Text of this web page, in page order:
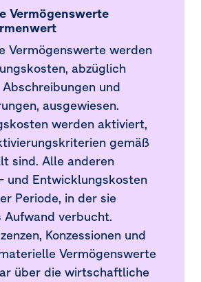
und durchschnittliche
und Ertrag
Beteiligungen
Vermögenswerte
Vermögenswerte werden
abzüglich
und
ausgewiesen.
werden aktiviert,
gemäß
sind. Alle anderen
und Entwicklungskosten
Periode, in der sie
Aufwand verbucht.
Konzessionen und
Vermögenswerte
über die wirtschaftliche